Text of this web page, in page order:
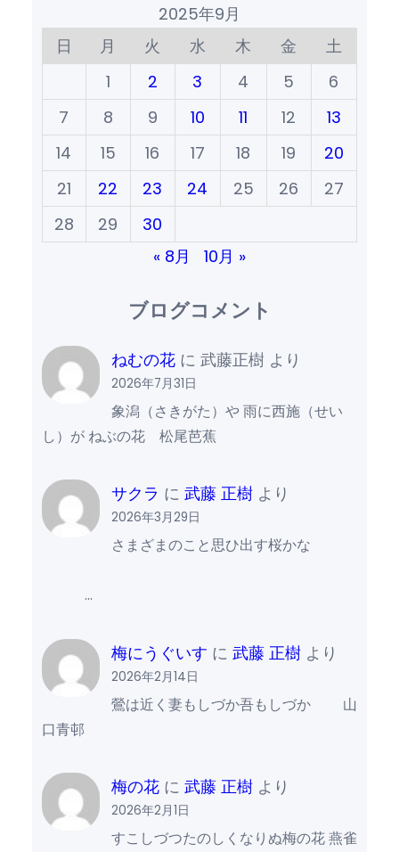
2025年9月
日
月 火 水 木 金
土
1
2 3 4 5
6
7
8 9 10 11 12
13
14
15 16 17 18 19
20
21
22 23 24 25 26
27
28
29
30
« 8月
10月 »
ブログコメント
ねむの花 に武藤正樹 より
2026年7月31日
象潟（さきがた）や 雨に西施（せい
し）が ねぶの花 松尾芭蕉
サクラ に武藤 正樹 より
2026年3月29日
さまざまのこと思ひ出す桜かな
…
梅にうぐいす に武藤 正樹 より
2026年2月14日
鶯は近く妻もしづか吾もしづか 山
口青邨
梅の花 に武藤 正樹 より
2026年2月1日
すこしづつたのしくなりぬ梅の花 燕雀